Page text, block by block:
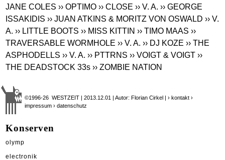
JANE COLES ›› OPTIMO ›› CLOSE ›› V. A. ›› GEORGE
ISSAKIDIS ›› JUAN ATKINS & MORITZ VON OSWALD ›› V.
A. ›› LITTLE BOOTS ›› MISS KITTIN ›› TIMO MAAS ››
TRAVERSABLE WORMHOLE ›› V. A. ›› DJ KOZE ›› THE
ASPHODELLS ›› V. A. ›› PTTRNS ›› VOIGT & VOIGT ››
THE DEADSTOCK 33s ›› ZOMBIE NATION
©1996-26 WESTZEIT | 2013.12.01 | Autor: Florian Cirkel |› kontakt ›
impressum › datenschutz
Konserven
olymp
electronik